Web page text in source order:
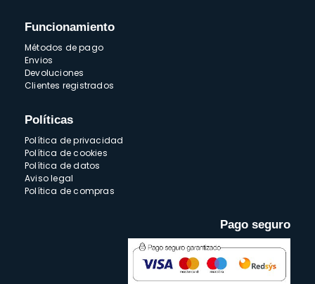
Funcionamiento
Métodos de pago
Envios
Devoluciones
Clientes registrados
Políticas
Política de privacidad
Política de cookies
Política de datos
Aviso legal
Política de compras
Pago seguro